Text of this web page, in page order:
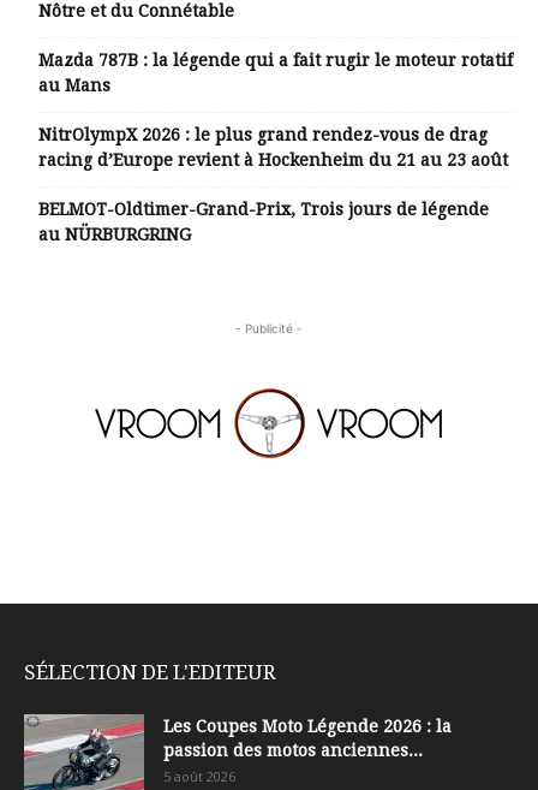
Nôtre et du Connétable
Mazda 787B : la légende qui a fait rugir le moteur rotatif
au Mans
NitrOlympX 2026 : le plus grand rendez-vous de drag
racing d’Europe revient à Hockenheim du 21 au 23 août
BELMOT-Oldtimer-Grand-Prix, Trois jours de légende
au NÜRBURGRING
- Publicité -
SÉLECTION DE L'EDITEUR
Les Coupes Moto Légende 2026 : la
passion des motos anciennes...
5 août 2026